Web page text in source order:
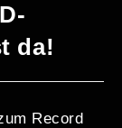
da!
Record